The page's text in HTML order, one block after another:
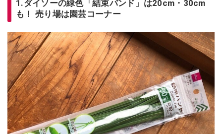
1.ダイソーの緑色「結束バンド」は20cm・30cm
も！ 売り場は園芸コーナー